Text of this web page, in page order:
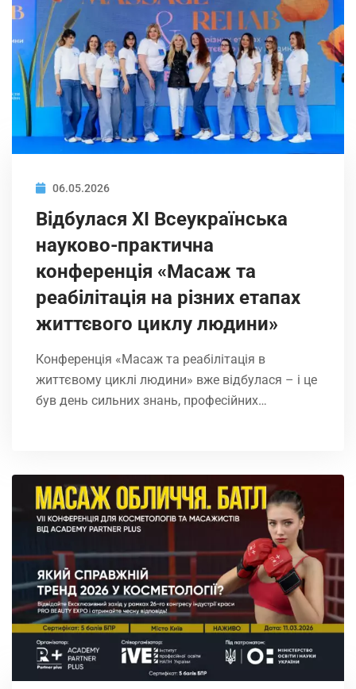
06.05.2026
Відбулася ХІ Всеукраїнська
науково-практична
конференція «Масаж та
реабілітація на різних етапах
життєвого циклу людини»
Конференція «Масаж та реабілітація в
життєвому циклі людини» вже відбулася – і це
був день сильних знань, професійних…